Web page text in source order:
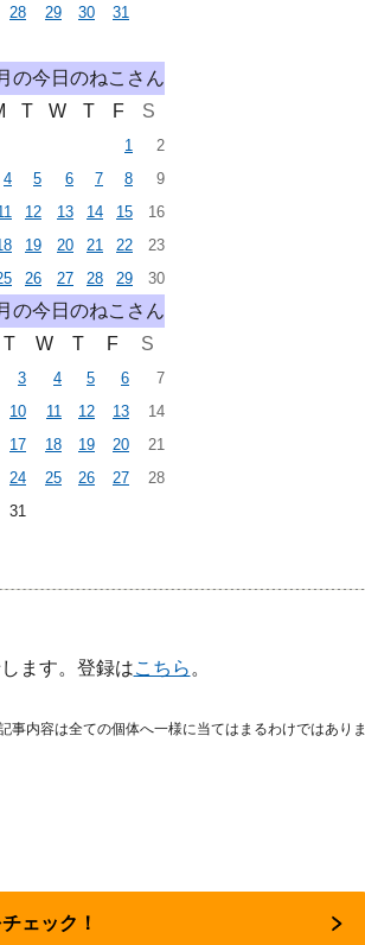
28 29 30 31
の今日のねこさん
T W T F S
1
2
4 5 6 7 8
9
12 13 14 15
16
19 20 21 22 23
26 27 28 29 30
の今日のねこさん
T W T F S
3 4 5 6
7
10 11 12 13
14
17 18 19 20
21
24 25 26 27
28
31
ます。登録はこちら 。
内容は全ての個体へ一様に当てはまるわけではありま
ェック！